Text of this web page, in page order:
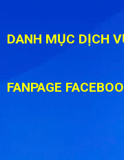
DANH MỤC DỊCH
FANPAGE